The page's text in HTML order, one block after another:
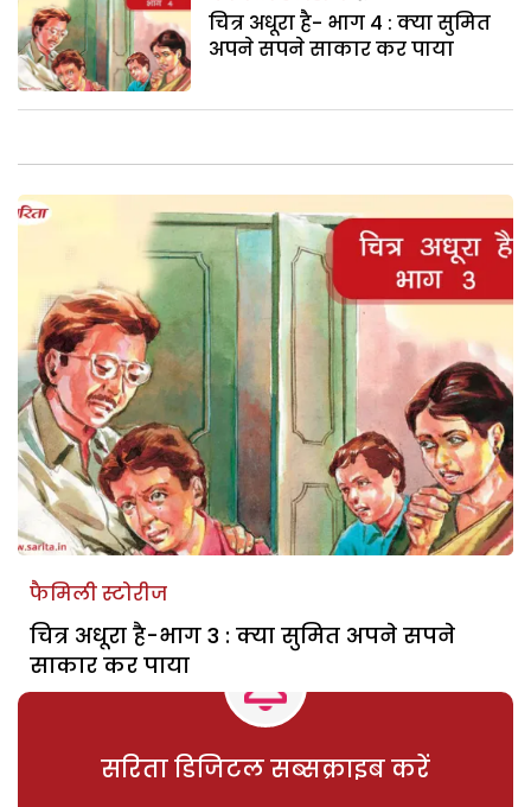
चित्र अधूरा है- भाग 4 : क्या सुमित
अपने सपने साकार कर पाया
फैमिली स्टोरीज
चित्र अधूरा है-भाग 3 : क्या सुमित अपने सपने
साकार कर पाया
सरिता डिजिटल सब्सक्राइब करें